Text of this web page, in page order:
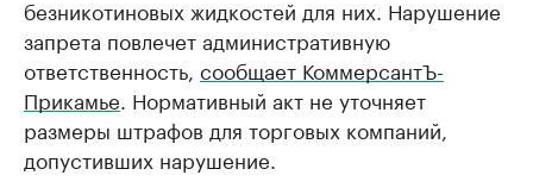
безникотиновых жидкостей для них. Нарушение
запрета повлечет административную
ответственность, сообщает КоммерсантЪ-
Прикамье . Нормативный акт не уточняет
размеры штрафов для торговых компаний,
допустивших нарушение.